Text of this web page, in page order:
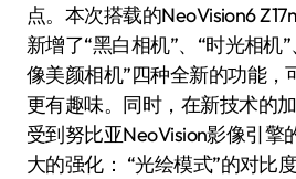
点。本次搭载的NeoVision6
新增了“黑白相机”、“时光相机
像美颜相机”四种全新的功能，
更有趣味。同时，在新技术的
受到努比亚NeoVision影像引擎
大的强化： “光绘模式”的对比